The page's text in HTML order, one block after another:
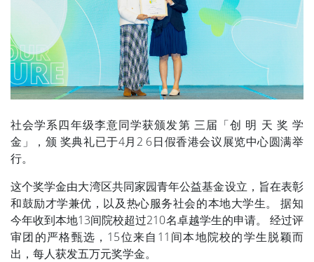
社会学系四年级李意同学获颁发第 三届「创 明 天 奖 学
金」，颁 奖典礼已于4月2 6日假香港会议展览中心圆满举
行。
这个奖学金由大湾区共同家园青年公益基金设立，旨在表彰
和鼓励才学兼优，以及热心服务社会的本地大学生。 据知
今年收到本地13间院校超过210名卓越学生的申请。 经过评
审团的严格甄选，15位来自11间本地院校的学生脱颖而
出，每人获发五万元奖学金。